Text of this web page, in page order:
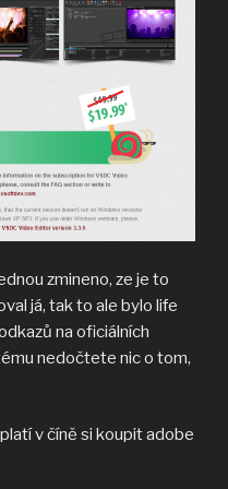
zmineno, ze je to
já, tak to ale bylo life
na oficiálních
nedočtete nic o tom,
v číně si koupit adobe